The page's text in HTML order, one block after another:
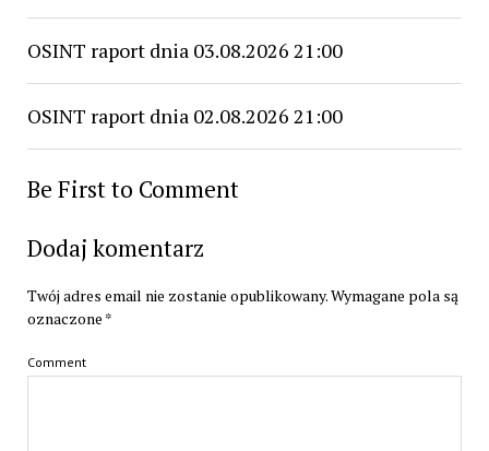
OSINT raport dnia 03.08.2026 21:00
OSINT raport dnia 02.08.2026 21:00
Be First to Comment
Dodaj komentarz
Twój adres email nie zostanie opublikowany.Wymagane pola są
oznaczone *
Comment